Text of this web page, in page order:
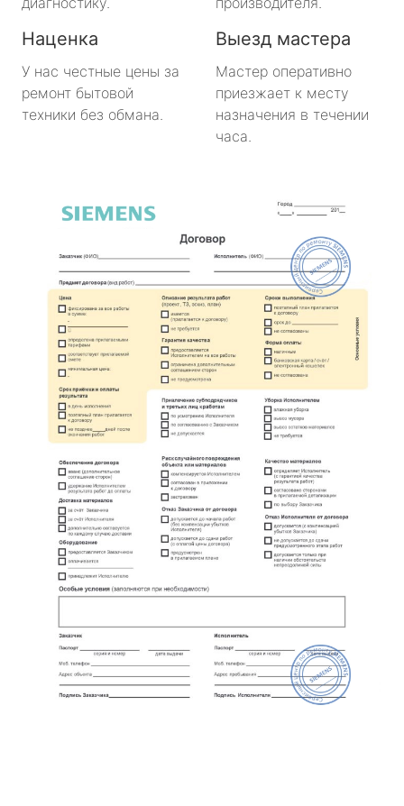
Наценка
У нас честные цены за
ремонт бытовой
техники без обмана.
Выезд мастера
Мастер оперативно
приезжает к месту
назначения в течении
часа.